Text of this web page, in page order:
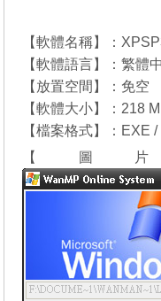
【軟體名稱】：
【軟體語言】：繁體
【放置空間】：免空
【軟體大小】：218
【檔案格式】：EXE
【圖